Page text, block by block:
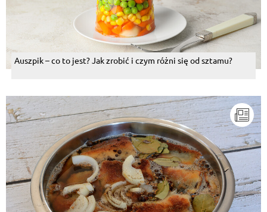
Auszpik – co to jest? Jak zrobić i czym różni się od sztamu?